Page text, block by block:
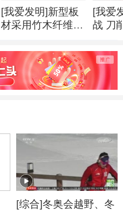
[我爱发明]新型板
材采用竹木纤维
输成本
[我爱
战 刀
[综合]冬奥会越野、冬